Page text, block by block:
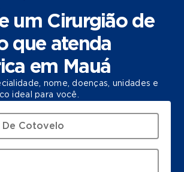
um Cirurgião de
que atenda
em Mauá
nome, doenças, unidades e
ideal para você.